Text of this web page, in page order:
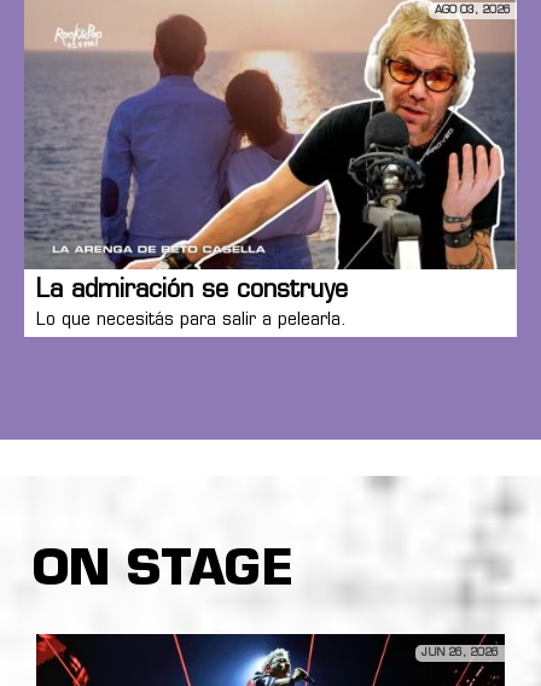
AGO 03, 2026
La admiración se construye
Lo que necesitás para salir a pelearla.
ON STAGE
JUN 26, 2026